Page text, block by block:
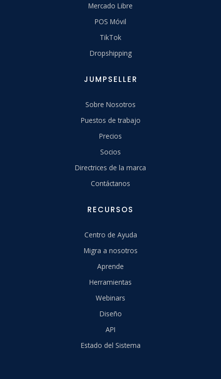
Mercado Libre
POS Móvil
TikTok
Dropshipping
JUMPSELLER
Sobre Nosotros
Puestos de trabajo
Precios
Socios
Directrices de la marca
Contáctanos
RECURSOS
Centro de Ayuda
Migra a nosotros
Aprende
Herramientas
Webinars
Diseño
API
Estado del Sistema